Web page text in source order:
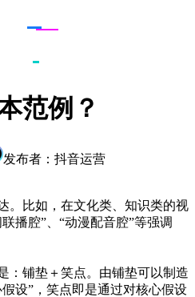
范例？
发布者：抖音运营
。比如，在文化类、知识类的视
播腔”、“动漫配音腔”等强调
：铺垫＋笑点。由铺垫可以制造
设”，笑点即是通过对核心假设